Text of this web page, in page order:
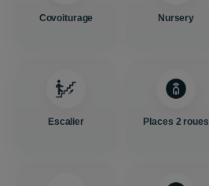
Covoiturage Nursery
Escalier Places 2 roues